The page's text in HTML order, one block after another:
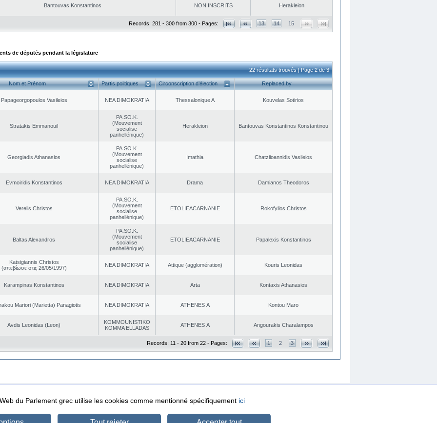
Bantouvas Konstantinos NON INSCRITS Herakleion
Records: 281 - 300 from 300 - Pages: 13 14 15
de députés pendant la législature
22 résultats trouvés | Page 2 de 3
Nom et Prénom Partis politiques Circonscription d’élection Replaced by
Papageorgopoulos Vasileios NEA DΙMOKRATIA Thessalonique A Kouvelas Sotirios
Stratakis Emmanouil
PA.SO.K.
(Mouvement
socialise
panhellénique)
Herakleion Bantouvas Konstantinos Konstantinou
Georgiadis Athanasios
PA.SO.K.
(Mouvement
socialise
panhellénique)
Imathia Chatziioannidis Vasileios
Evmoiridis Konstantinos NEA DΙMOKRATIA Drama Damianos Theodoros
Verelis Christos
PA.SO.K.
(Mouvement
socialise
panhellénique)
EΤOLIEACARNANIE Rokofyllos Christos
Baltas Alexandros
PA.SO.K.
(Mouvement
socialise
panhellénique)
EΤOLIEACARNANIE Papalexis Konstantinos
Katsigiannis Christos
(απεβίωσε στις 26/05/1997)
NEA DΙMOKRATIA Αttique (agglomération) Kouris Leonidas
Karampinas Konstantinos NEA DΙMOKRATIA Arta Kontaxis Athanasios
Mariori (Marietta) Panagiotis NEA DΙMOKRATIA ATHENES Α Kontou Maro
Avdis Leonidas (Leon)
KOMMOUNISTIKO
KOMMA ELLADAS
ATHENES Α Angourakis Charalampos
Records: 11 - 20 from 22 - Pages: 1 2 3
Protection Security & Access
du Parlement grec utilise les cookies comme mentionné spécifiquement ici